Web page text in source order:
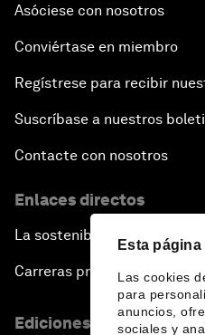
Esta
Las cookies
para
anuncios,
sociales y
Asóciese con nosotros
Conviértase en miembro
Regístrese para recibir
Suscríbase a nuestros
Contacte con nosotros
Enlaces directos
La sostenibilidad en el Foro
Carreras profesionales
Ediciones en otros